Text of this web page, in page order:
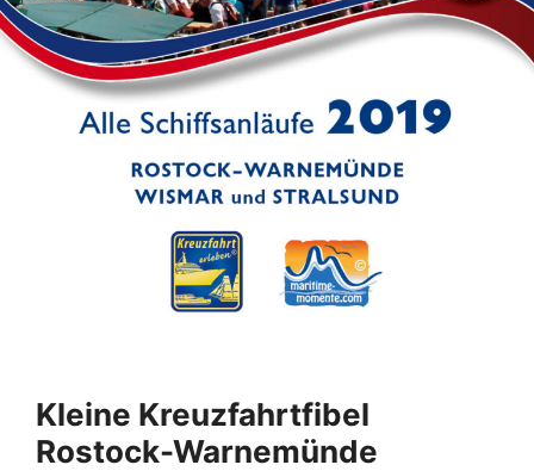
Kleine Kreuzfahrtfibel
Rostock-Warnemünde